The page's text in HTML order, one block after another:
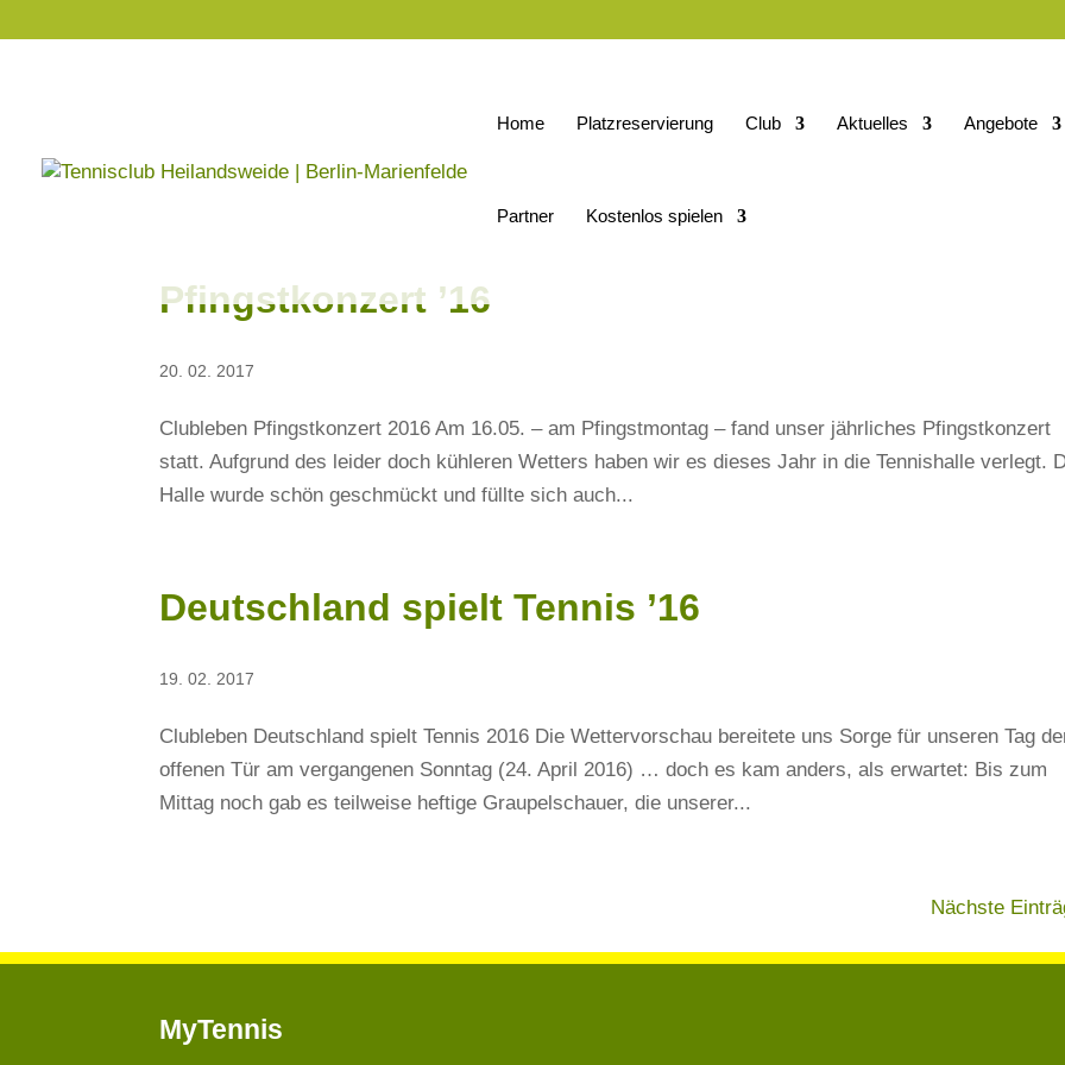
Home Platzreservierung Club Aktuelles Angebote
Partner Kostenlos spielen
Pfingstkonzert ’16
20. 02. 2017
Clubleben Pfingstkonzert 2016 Am 16.05. – am Pfingstmontag – fand unser jährliches Pfingstkonzert
statt. Aufgrund des leider doch kühleren Wetters haben wir es dieses Jahr in die Tennishalle verlegt.
Halle wurde schön geschmückt und füllte sich auch...
Deutschland spielt Tennis ’16
19. 02. 2017
Clubleben Deutschland spielt Tennis 2016 Die Wettervorschau bereitete uns Sorge für unseren Tag
offenen Tür am vergangenen Sonntag (24. April 2016) … doch es kam anders, als erwartet: Bis zum
Mittag noch gab es teilweise heftige Graupelschauer, die unserer...
Nächste
MyTennis